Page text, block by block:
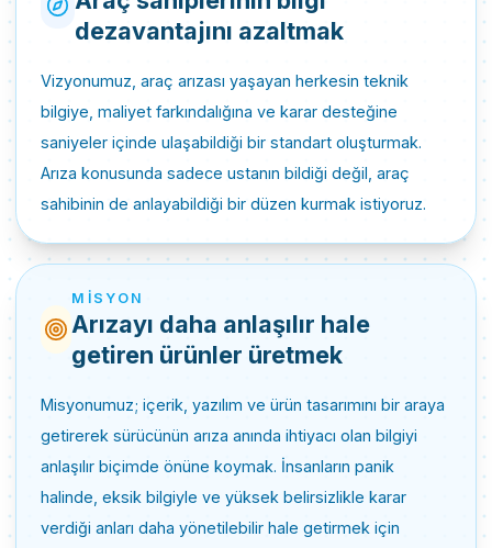
dezavantajını azaltmak
Vizyonumuz, araç arızası yaşayan herkesin teknik
bilgiye, maliyet farkındalığına ve karar desteğine
saniyeler içinde ulaşabildiği bir standart oluşturmak.
Arıza konusunda sadece ustanın bildiği değil, araç
sahibinin de anlayabildiği bir düzen kurmak istiyoruz.
MISYON
Arızayı daha anlaşılır hale
getiren ürünler üretmek
Misyonumuz; içerik, yazılım ve ürün tasarımını bir araya
getirerek sürücünün arıza anında ihtiyacı olan bilgiyi
anlaşılır biçimde önüne koymak. İnsanların panik
halinde, eksik bilgiyle ve yüksek belirsizlikle karar
verdiği anları daha yönetilebilir hale getirmek için